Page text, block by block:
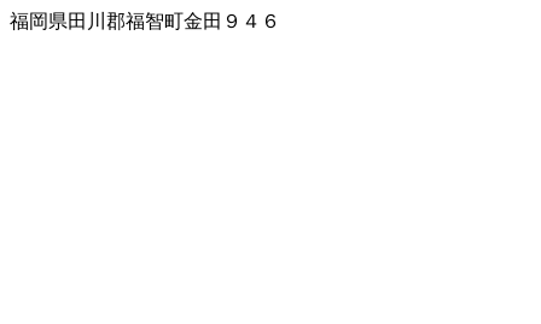
福岡県田川郡福智町金田９４６